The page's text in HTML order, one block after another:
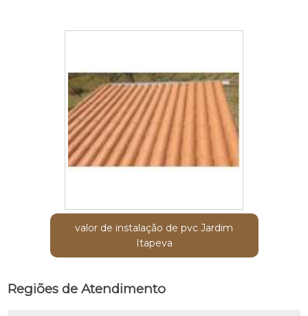
valor de instalação de pvc Jardim
Itapeva
Regiões de Atendimento